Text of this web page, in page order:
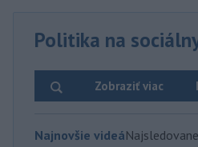
Politika na
Zobraziť viac
Najnovšie videá